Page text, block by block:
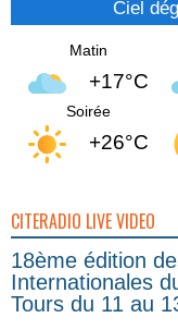
Ciel
Matin
+17°C
Soirée
+26°C
CITERADIO LIVE VIDEO
18ème édition
Internationales
Tours du 11 au